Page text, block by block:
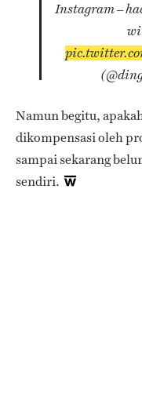
Instagram –
Namun begitu,
dikompensasi oleh
sampai sekarang
sendiri.